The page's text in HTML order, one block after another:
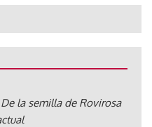
la semilla de Rovirosa